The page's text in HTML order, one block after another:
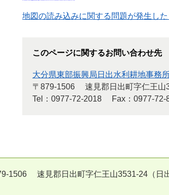
地図の読み込みに関する問題が発生した
このページに関するお問い合わせ先
大分県東部振興局日出水利耕地事務
〒879-1506
速見郡日出町字仁王山
Tel：0977-72-2018
Fax：0977-72-
1506 速見郡日出町字仁王山3531-24（